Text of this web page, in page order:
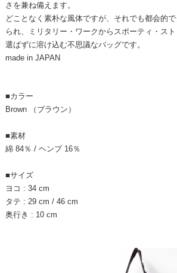
さを兼ね備えます。
どことなく素朴な風体ですが、それでも都会的
られ、ミリタリー・ワークからスポーティ・ス
選ばずに溶け込む不思議なバッグです。
made in JAPAN
■カラー
Brown （ブラウン）
■素材
綿 84％ / ヘンプ 16％
■サイズ
ヨコ : 34 cm
タテ : 29 cm / 46 cm
奥行き : 10 cm